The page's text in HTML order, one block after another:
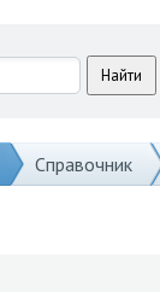
Справочник